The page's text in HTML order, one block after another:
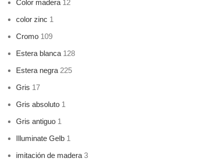
Color madera 12
color zinc 1
Cromo 109
Estera blanca 128
Estera negra 225
Gris 17
Gris absoluto 1
Gris antiguo 1
Illuminate Gelb 1
imitación de madera 3